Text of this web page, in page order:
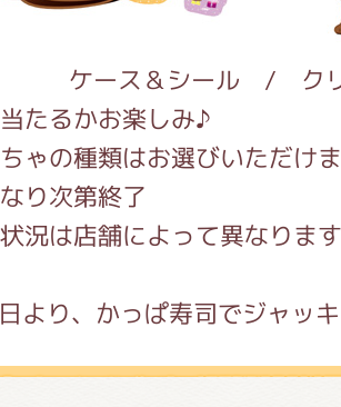
ケース＆シール / ク
たるかお楽しみ♪
ゃの種類はお選びいただけ
り次第終了
況は店舗によって異なりま
より、かっぱ寿司でジャッ